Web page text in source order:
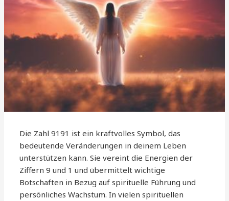
Die Zahl 9191 ist ein kraftvolles Symbol, das
bedeutende Veränderungen in deinem Leben
unterstützen kann. Sie vereint die Energien der
Ziffern 9 und 1 und übermittelt wichtige
Botschaften in Bezug auf spirituelle Führung und
persönliches Wachstum. In vielen spirituellen